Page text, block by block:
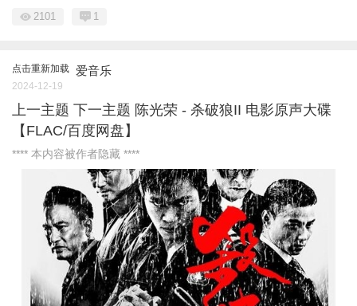
2101 1
点击重新加载 爱音乐
2024-12-19
上一主题 下一主题 陈光荣 - 杀破狼II 电影原声大碟
【FLAC/百度网盘】
**** 本内容被作者隐藏 ****